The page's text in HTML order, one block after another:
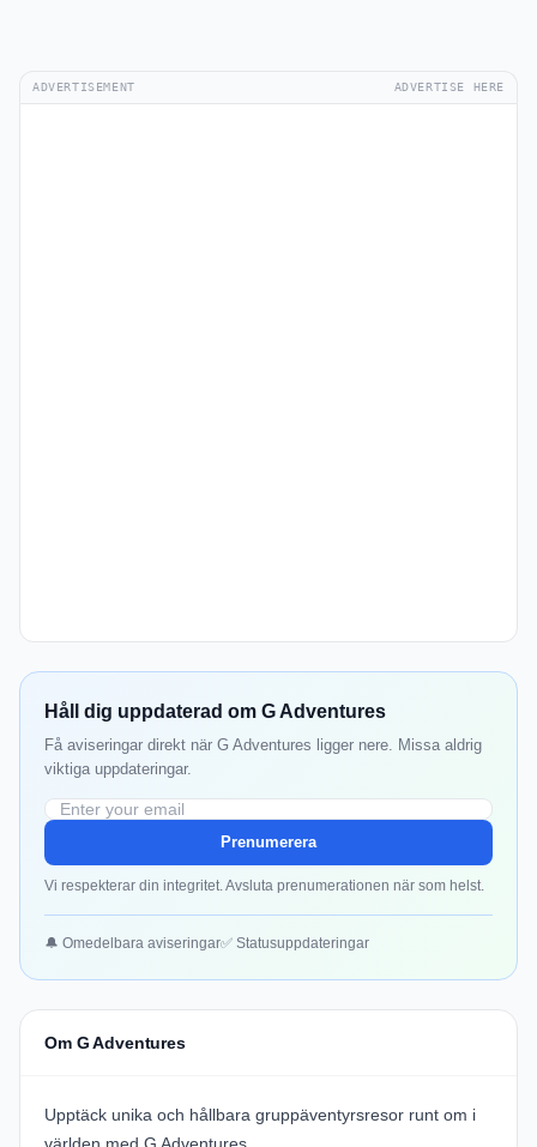
ADVERTISEMENT ADVERTISE HERE
Håll dig uppdaterad om G Adventures
Få aviseringar direkt när G Adventures ligger nere. Missa aldrig
viktiga uppdateringar.
Prenumerera
Vi respekterar din integritet. Avsluta prenumerationen när som helst.
🔔 Omedelbara aviseringar✅ Statusuppdateringar
Om G Adventures
Upptäck unika och hållbara gruppäventyrsresor runt om i